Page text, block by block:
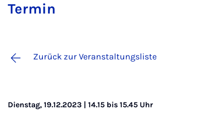
Ter­min
Zurück zur Veranstaltungsliste
Dienstag, 19.12.2023 | 14.15 bis 15.45 Uhr